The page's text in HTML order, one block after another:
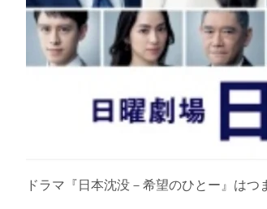
ドラマ『日本沈没－希望のひとー』はつ